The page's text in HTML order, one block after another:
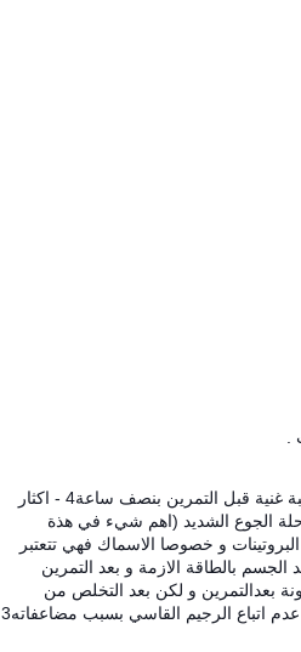
4 - اكثار
اهم شيء في هذة
و خصوصا الاسماك فهي تتعتبر
بالطاقة الازمة و بعد التمرين
بعدالتمرين و لكن بعد التخلص من
3